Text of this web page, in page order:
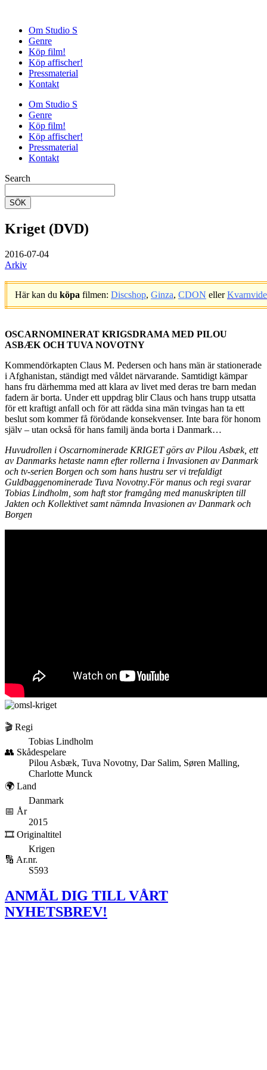
Om Studio S
Genre
Köp film!
Köp affischer!
Pressmaterial
Kontakt
Om Studio S
Genre
Köp film!
Köp affischer!
Pressmaterial
Kontakt
Search
SÖK
Kriget (DVD)
2016-07-04
Arkiv
Här kan du köpa filmen: Discshop, Ginza, CDON eller
OSCARNOMINERAT KRIGSDRAMA MED PILOU
ASBÆK OCH TUVA NOVOTNY
Kommendörkapten Claus M. Pedersen och hans män är stationerade
i Afghanistan, ständigt med våldet närvarande. Samtidigt kämpar
hans fru därhemma med att klara av livet med deras tre barn medan
fadern är borta. Under ett uppdrag blir Claus och hans trupp utsatta
för ett kraftigt anfall och för att rädda sina män tvingas han ta ett
beslut som kommer få förödande konsekvenser. Inte bara för honom
själv – utan också för hans familj ända borta i Danmark…
Huvudrollen i Oscarnominerade KRIGET görs av Pilou Asbæk, ett
av Danmarks hetaste namn efter rollerna i Invasionen av Danmark
och tv-serien Borgen och som hans hustru ser vi trefaldigt
Guldbaggenominerade Tuva Novotny.För manus och regi svarar
Tobias Lindholm, som haft stor framgång med manuskripten till
Jakten och Kollektivet samt nämnda Invasionen av Danmark och
Borgen
🎬 Regi
Tobias Lindholm
👥 Skådespelare
Pilou Asbæk, Tuva Novotny, Dar Salim, Søren Malling,
Charlotte Munck
🌍 Land
Danmark
📅 År
2015
🎞️ Originaltitel
Krigen
🔢 Ar.nr.
S593
ANMÄL DIG TILL VÅRT
NYHETSBREV!